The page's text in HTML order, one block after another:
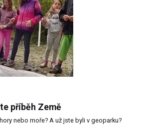
příběh Země
nebo moře? A už jste byli v geoparku?